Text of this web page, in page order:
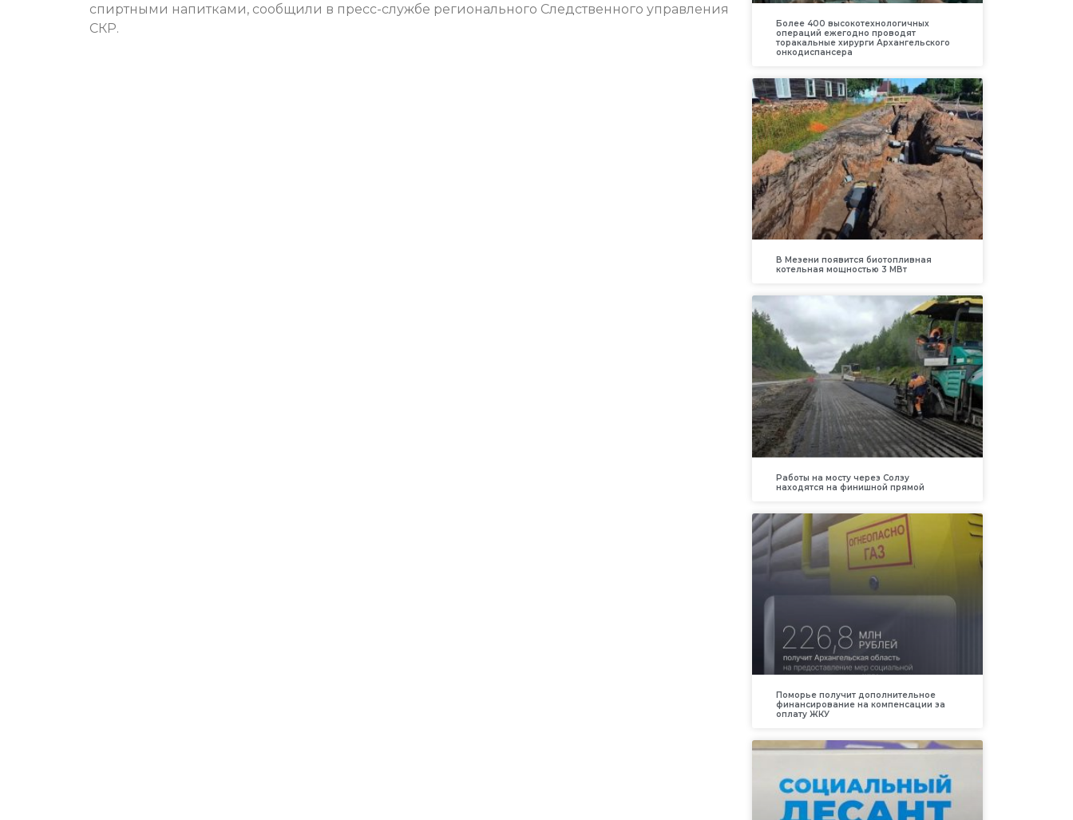
спиртными напитками, сообщили в пресс-службе регионального Следственного управления
СКР.
Более 400 высокотехнологичных
операций ежегодно проводят
торакальные хирурги Архангельского
онкодиспансера
В Мезени появится биотопливная
котельная мощностью 3 МВт
Работы на мосту через Солзу
находятся на финишной прямой
Поморье получит дополнительное
финансирование на компенсации за
оплату ЖКУ